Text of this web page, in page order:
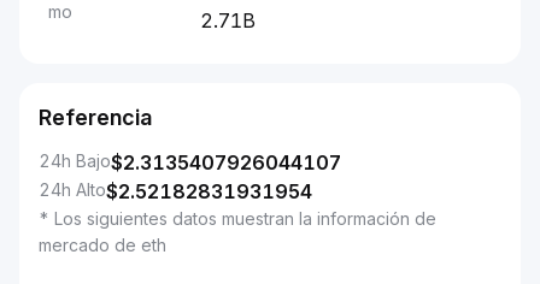
mo
2.71B
Referencia
24h Bajo$2.3135407926044107
24h Alto$2.52182831931954
* Los siguientes datos muestran la información de
mercado de eth